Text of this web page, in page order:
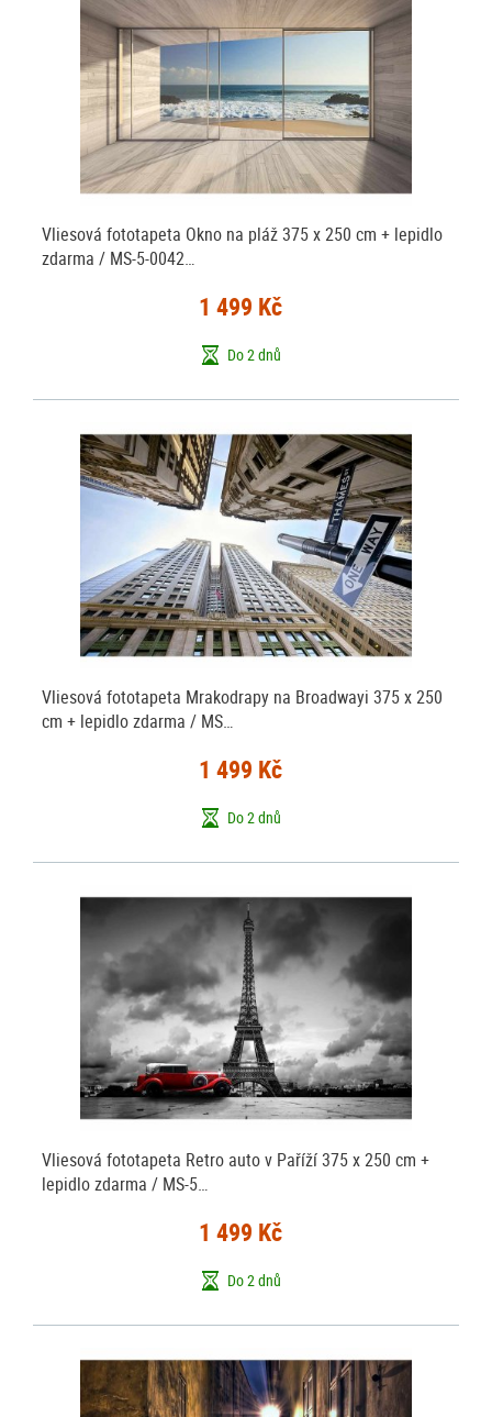
Vliesová fototapeta Okno na pláž 375 x 250 cm + lepidlo
zdarma / MS-5-0042…
1 499 Kč
Do 2 dnů
Vliesová fototapeta Mrakodrapy na Broadwayi 375 x 250
cm + lepidlo zdarma / MS…
1 499 Kč
Do 2 dnů
Vliesová fototapeta Retro auto v Paříží 375 x 250 cm +
lepidlo zdarma / MS-5…
1 499 Kč
Do 2 dnů